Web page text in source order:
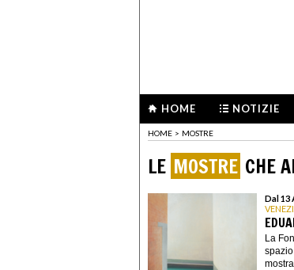
HOME NOTIZIE
HOME > MOSTRE
LE MOSTRE CHE
Dal 13
La